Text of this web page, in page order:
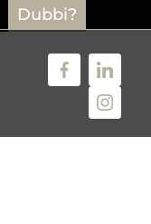
Dubbi?